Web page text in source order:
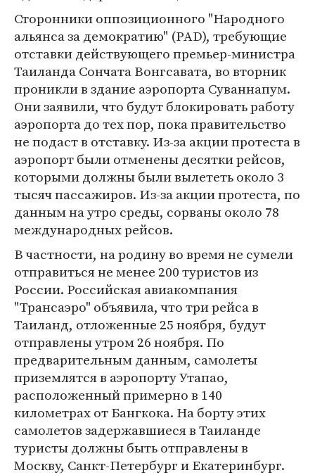
Сторонники оппозиционного "Народного
альянса за демократию" (PAD), требующие
отставки действующего премьер-министра
Таиланда Сончата Вонгсавата, во вторник
проникли в здание аэропорта Суваннапум.
Они заявили, что будут блокировать работу
аэропорта до тех пор, пока правительство
не подаст в отставку. Из-за акции протеста в
аэропорт были отменены десятки рейсов,
которыми должны были вылететь около 3
тысяч пассажиров. Из-за акции протеста, по
данным на утро среды, сорваны около 78
международных рейсов.
В частности, на родину во время не сумели
отправиться не менее 200 туристов из
России. Российская авиакомпания
"Трансаэро" объявила, что три рейса в
Таиланд, отложенные 25 ноября, будут
отправлены утром 26 ноября. По
предварительным данным, самолеты
приземлятся в аэропорту Утапао,
расположенный примерно в 140
километрах от Бангкока. На борту этих
самолетов задержавшиеся в Таиланде
туристы должны быть отправлены в
Москву, Санкт-Петербург и Екатеринбург.